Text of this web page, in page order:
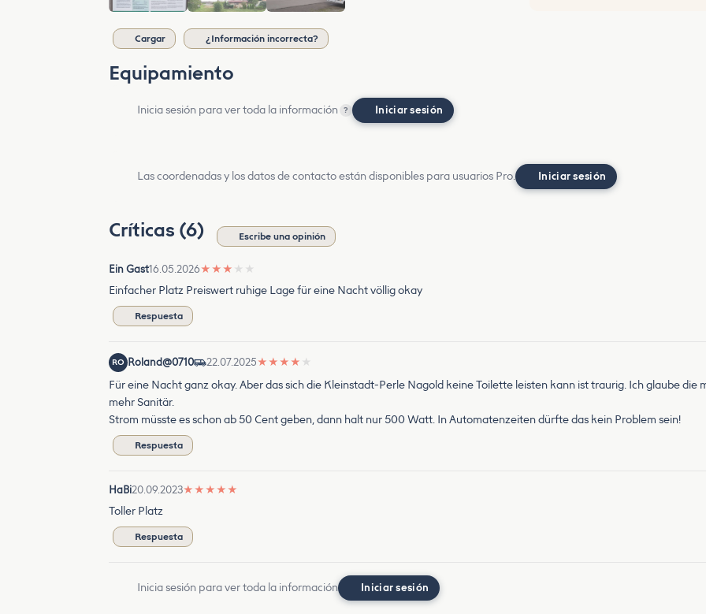
Cargar ¿Información incorrecta?
Equipamiento
Inicia sesión para ver toda la información ? Iniciar sesión
Las coordenadas y los datos de contacto están disponibles para usuarios Pro. Iniciar sesión
Críticas (6) Escribe una opinión
Ein Gast16.05.2026★ ★ ★ ★ ★
Einfacher Platz Preiswert ruhige Lage für eine Nacht völlig okay
Respuesta
RO Roland@0710 22.07.2025★ ★ ★ ★ ★
Für eine Nacht ganz okay. Aber das sich die Kleinstadt-Perle Nagold keine Toilette leisten kann ist traurig. Ich glaube
mehr Sanitär.
Strom müsste es schon ab 50 Cent geben, dann halt nur 500 Watt. In Automatenzeiten dürfte das kein Problem sein!
Respuesta
HaBi20.09.2023★ ★ ★ ★ ★
Toller Platz
Respuesta
Inicia sesión para ver toda la información Iniciar sesión